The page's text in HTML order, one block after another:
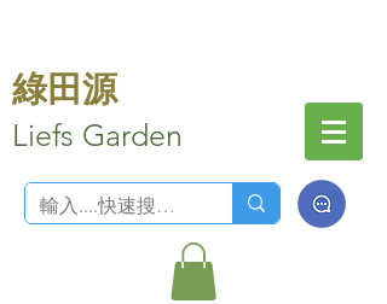
綠田源
Liefs Garden